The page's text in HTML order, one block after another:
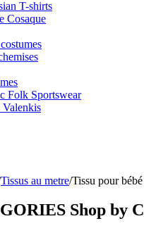
T-shirts
Cosaque
Folk Sportswear
Valenkis
Tissus au metre/Tissu pour
Shop by